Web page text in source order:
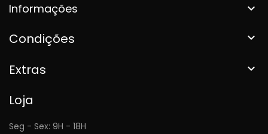
Informações 
Condições 
Extras 
Loja
Seg - Sex: 9H - 18H